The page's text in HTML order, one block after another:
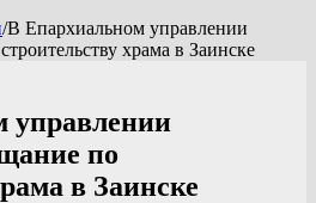
/В Епархиальном управлении
храма в Заинске
управлении
по
в Заинске